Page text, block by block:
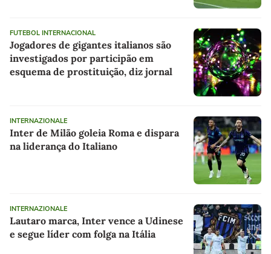
FUTEBOL INTERNACIONAL
Jogadores de gigantes italianos são
investigados por participão em
esquema de prostituição, diz jornal
INTERNAZIONALE
Inter de Milão goleia Roma e dispara
na liderança do Italiano
INTERNAZIONALE
Lautaro marca, Inter vence a Udinese
e segue líder com folga na Itália